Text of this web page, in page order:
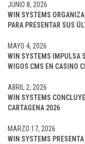
WIN SYSTEMS
PARA PRESENTAR SUS
JUNIO 8, 2026
WIN SYSTEMS IMPULSA
WIGOS CMS EN CASINO
MAYO 4, 2026
WIN SYSTEMS
CARTAGENA 2026
ABRIL 2, 2026
WIN SYSTEMS
MARZO 17, 2026